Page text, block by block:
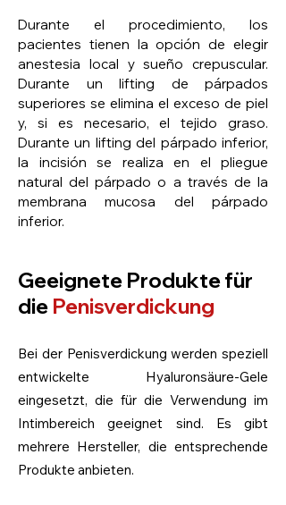
Durante el procedimiento, los
pacientes tienen la opción de elegir
anestesia local y sueño crepuscular.
Durante un lifting de párpados
superiores se elimina el exceso de piel
y, si es necesario, el tejido graso.
Durante un lifting del párpado inferior,
la incisión se realiza en el pliegue
natural del párpado o a través de la
membrana mucosa del párpado
inferior.
Geeignete Produkte für
die Penisverdickung
Bei der Penisverdickung werden speziell
entwickelte Hyaluronsäure-Gele
eingesetzt, die für die Verwendung im
Intimbereich geeignet sind. Es gibt
mehrere Hersteller, die entsprechende
Produkte anbieten.